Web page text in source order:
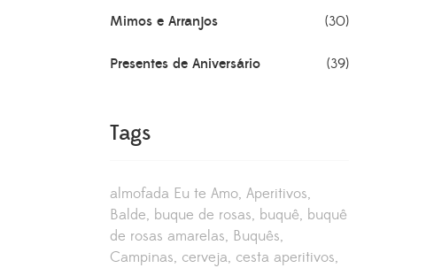
Mimos e Arranjos (30)
Presentes de Aniversário (39)
Tags
almofada Eu te Amo Aperitivos
Balde buque de rosas buquê buquê
de rosas amarelas Buquês
Campinas cerveja cesta aperitivos